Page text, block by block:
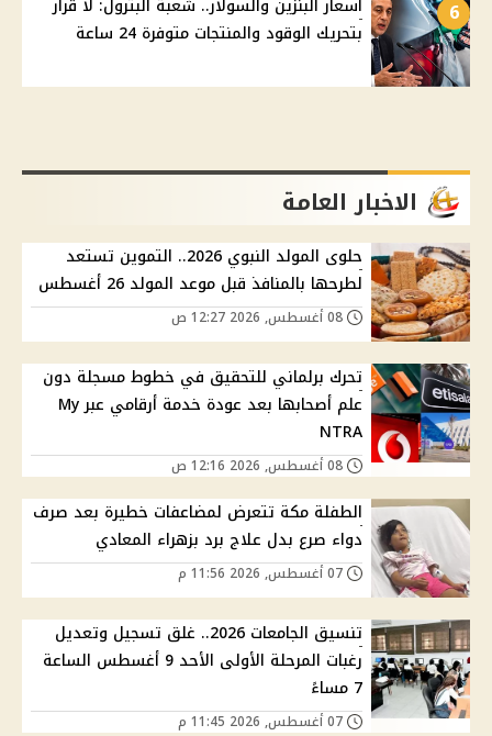
6
بتحريك الوقود والمنتجات متوفرة 24 ساعة
الاخبار العامة
حلوى المولد النبوي 2026.. التموين تستعد
لطرحها بالمنافذ قبل موعد المولد 26 أغسطس
تحرك برلماني للتحقيق في خطوط مسجلة دون
علم أصحابها بعد عودة خدمة أرقامي عبر My
NTRA
الطفلة مكة تتعرض لمضاعفات خطيرة بعد صرف
دواء صرع بدل علاج برد بزهراء المعادي
تنسيق الجامعات 2026.. غلق تسجيل وتعديل
رغبات المرحلة الأولى الأحد 9 أغسطس الساعة
7 مساءً